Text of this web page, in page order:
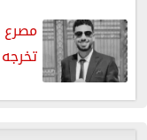
مصرع